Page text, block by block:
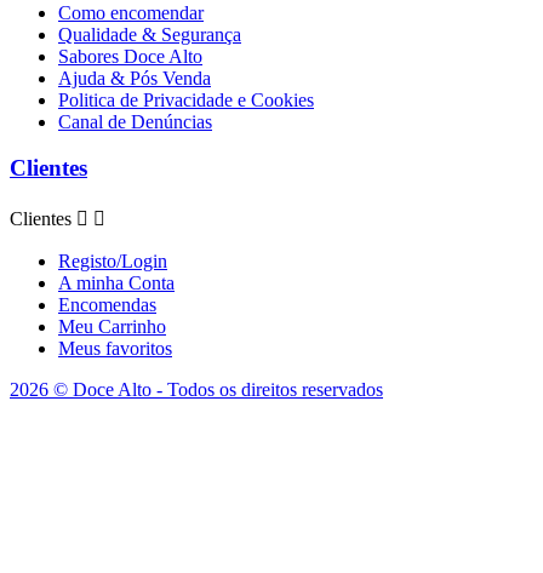
Como encomendar
Qualidade & Segurança
Sabores Doce Alto
Ajuda & Pós Venda
Politica de Privacidade e Cookies
Canal de Denúncias
Clientes
Clientes  
Registo/Login
A minha Conta
Encomendas
Meu Carrinho
Meus favoritos
2026 © Doce Alto - Todos os direitos reservados